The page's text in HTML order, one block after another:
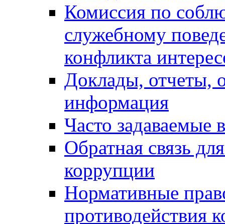
Комиссия по
служебному
конфликта
Доклады, отчеты,
информация
Часто задаваемые
Обратная связь
коррупции
Нормативные
противодействия